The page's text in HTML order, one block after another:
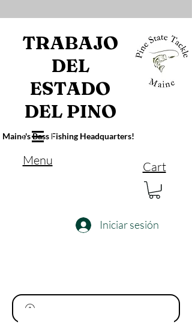
TRABAJO
DEL
ESTADO
DEL PINO
Maine's Bass Fishing Headquarters!
Menu Cart
Iniciar sesión